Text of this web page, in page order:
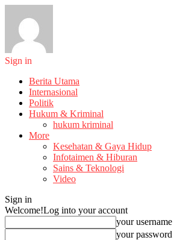
Sign in
Berita Utama
Internasional
Politik
Hukum & Kriminal
hukum kriminal
More
Kesehatan & Gaya Hidup
Infotaimen & Hiburan
Sains & Teknologi
Video
Sign in
Welcome!Log into your account
your username
your password